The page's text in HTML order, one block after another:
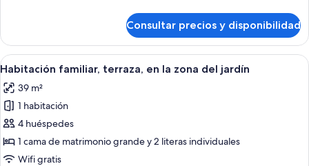
Premium
familiar,
vistas
jardín
Consultar precios y disponibilidad
Abrir
todas
las
fotos
de
Habitación
familiar,
Una habitación de hotel moderna
4
Habitación familiar, terraza, en la zona del jardín
39 m²
1 habitación
4 huéspedes
1 cama de matrimonio grande y 2 literas individuales
Wifi gratis